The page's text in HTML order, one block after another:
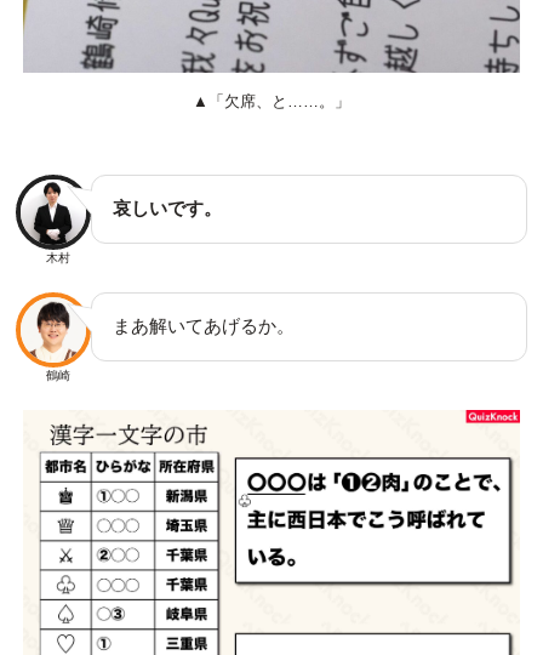
▲「欠席、と……。」
木村
哀しいです。
鶴崎
まあ解いてあげるか。